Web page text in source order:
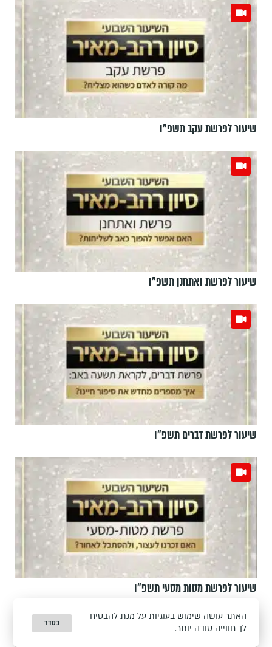
שיעור לפרשת עקב תשפ"ו
שיעור לפרשת ואתחנן תשפ"ו
שיעור לפרשת דברים תשפ"ו
שיעור לפרשת מטות מסעי תשפ"ו
האתר עושה שימוש בעוגיות על מנת להבטיח
לך חווייה טובה יותר.
בסדר